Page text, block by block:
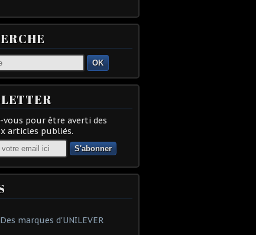
OK
vous pour être averti des
articles publiés.
marques d'UNILEVER